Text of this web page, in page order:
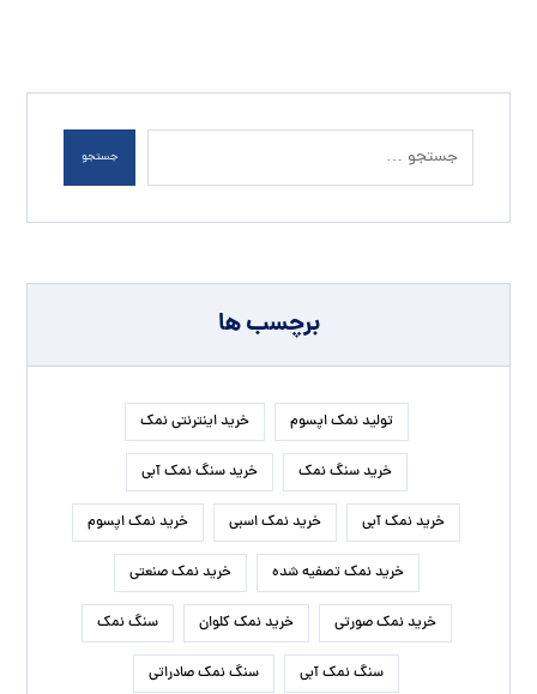
جستجو
برچسب ها
تولید نمک اپسوم خرید اینترنتی نمک
خرید سنگ نمک خرید سنگ نمک آبی
خرید نمک آبی خرید نمک اسبی خرید نمک اپسوم
خرید نمک تصفیه شده خرید نمک صنعتی
خرید نمک صورتی خرید نمک کلوان سنگ نمک
سنگ نمک آبی سنگ نمک صادراتی